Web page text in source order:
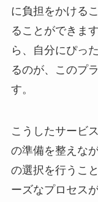
に負担をかける
ることができま
ら、自分にぴっ
るのが、このプ
す。
こうしたサービ
の準備を整えな
の選択を行うこ
ーズなプロセス